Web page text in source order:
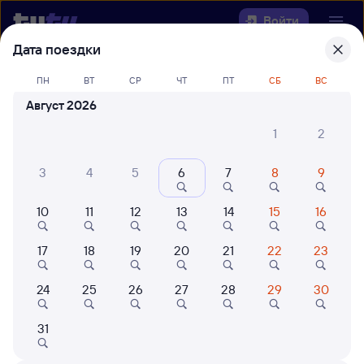
Войти
Выберите день, чтобы найтиж/д
билеты Белореченская — Ашулук
42 млн путешествуют с
Когда
Кто едет
Дата поездки
ПН ВТ СР ЧТ ПТ СБ ВС
Август 2026
1
2
3 4 5 6 7 8 9
10 11 12 13 14 15 16
17 18 19 20 21 22 23
24 25 26 27 28 29 30
31